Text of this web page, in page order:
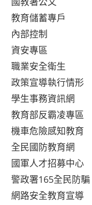
教育儲蓄專戶
內部控制
資安專區
職業安全衛生
政策宣導執行情形
學生事務資訊網
教育部反霸凌專區
機車危險感知教育
全民國防教育網
國軍人才招募中心
警政署165全民防騙
網路安全教育宣導